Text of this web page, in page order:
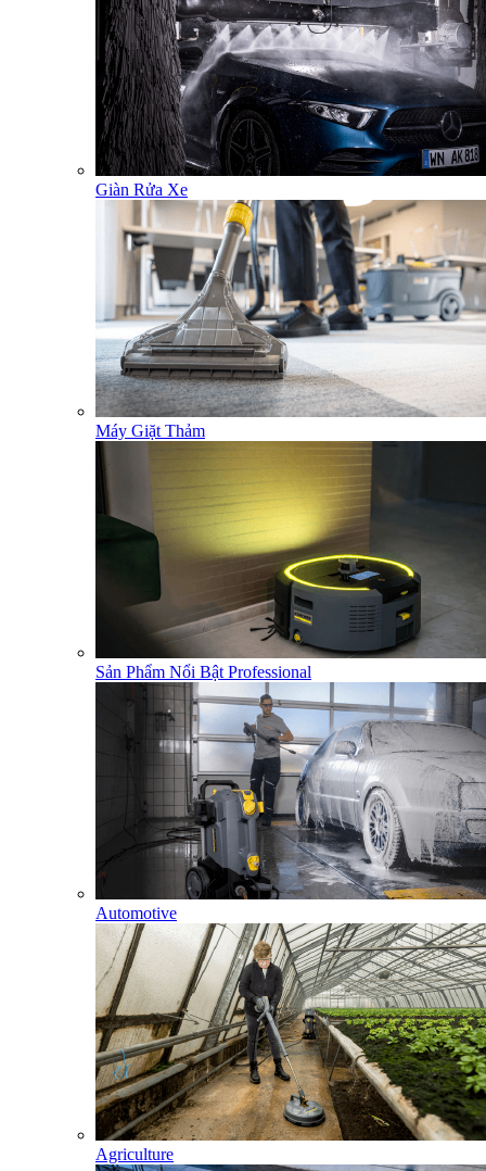
Giàn Rửa Xe
Máy Giặt Thảm
Sản Phẩm Nổi Bật Professional
Automotive
Agriculture